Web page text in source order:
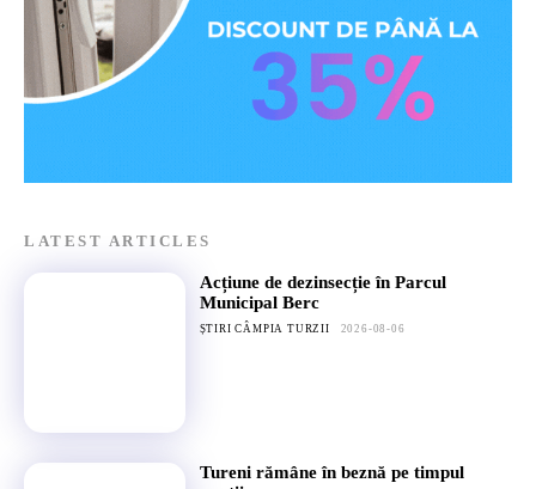
LATEST ARTICLES
Acțiune de dezinsecție în Parcul
Municipal Berc
ȘTIRI CÂMPIA TURZII 2026-08-06
Tureni rămâne în beznă pe timpul